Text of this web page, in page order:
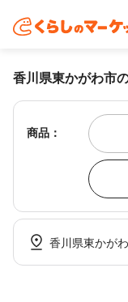
香川県東かがわ市
商品：
香川県東かが